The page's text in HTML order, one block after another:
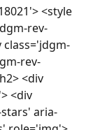
<style
rev-
class='jdgm-
rev-
<div
<div
aria-